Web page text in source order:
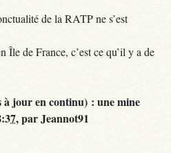
de la RATP ne s’est
Île de France, c’est ce qu’il y a de
jour en continu) : une mine
,parJeannot91